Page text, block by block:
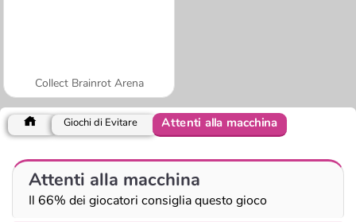
Collect Brainrot Arena
Giochi di Evitare Attenti alla macchina
Attenti alla macchina
Il 66% dei giocatori consiglia questo gioco